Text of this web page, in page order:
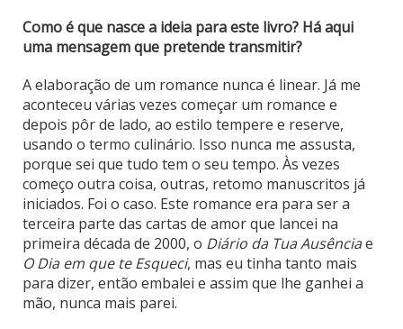
Como é que nasce a ideia para este livro? Há aqui
uma mensagem que pretende transmitir?
A elaboração de um romance nunca é linear. Já me
aconteceu várias vezes começar um romance e
depois pôr de lado, ao estilo tempere e reserve,
usando o termo culinário. Isso nunca me assusta,
porque sei que tudo tem o seu tempo. Às vezes
começo outra coisa, outras, retomo manuscritos já
iniciados. Foi o caso. Este romance era para ser a
terceira parte das cartas de amor que lancei na
primeira década de 2000, o Diário da Tua Ausênciae
O Dia em que te Esqueci, mas eu tinha tanto mais
para dizer, então embalei e assim que lhe ganhei a
mão, nunca mais parei.